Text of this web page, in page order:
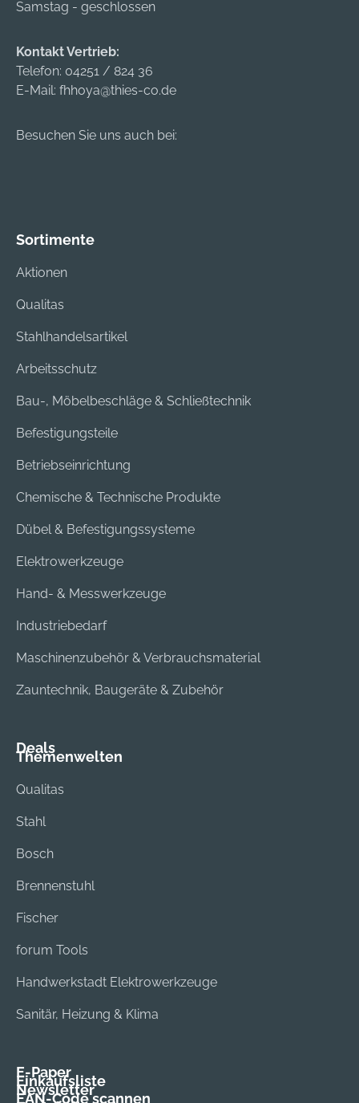
Samstag - geschlossen
Kontakt Vertrieb:
Telefon: 04251 / 824 36
E-Mail: fhhoya@thies-co.de
Besuchen Sie uns auch bei:
Sortimente
Aktionen
Qualitas
Stahlhandelsartikel
Arbeitsschutz
Bau-, Möbelbeschläge & Schließtechnik
Befestigungsteile
Betriebseinrichtung
Chemische & Technische Produkte
Dübel & Befestigungssysteme
Elektrowerkzeuge
Hand- & Messwerkzeuge
Industriebedarf
Maschinenzubehör & Verbrauchsmaterial
Zauntechnik, Baugeräte & Zubehör
Deals
Themenwelten
Qualitas
Stahl
Bosch
Brennenstuhl
Fischer
forum Tools
Handwerkstadt Elektrowerkzeuge
Sanitär, Heizung & Klima
E-Paper
Einkaufsliste
Newsletter
EAN-Code scannen